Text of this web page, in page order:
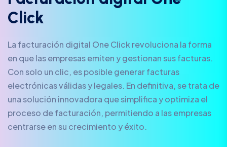
C ick
La facturación digital One Click revoluciona la forma
en que las empresas emiten y gestionan sus facturas.
Con solo un clic, es posible generar facturas
electrónicas válidas y legales. En definitiva, se trata de
una solución innovadora que simplifica y optimiza el
proceso de facturación, permitiendo a las empresas
centrarse en su crecimiento y éxito.